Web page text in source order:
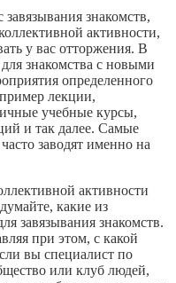
знакомств,
активности,
у вас отторжения. В
знакомства с новыми
определенного
лекции,
учебные курсы,
и так далее. Самые
заводят именно на
активности
какие из
завязывания знакомств.
при этом, с какой
вы специалист по
или клуб людей,